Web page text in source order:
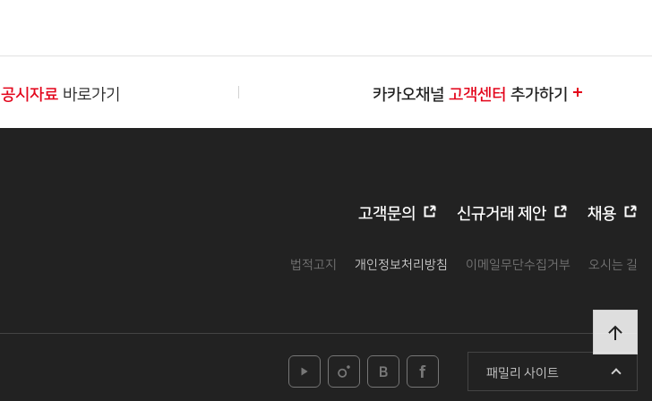
공시자료 바로가기 카카오채널 고객센터 추가하기
고객문의 신규거래 제안 채용
법적고지 개인정보처리방침 이메일무단수집거부 오시는 길
패밀리 사이트